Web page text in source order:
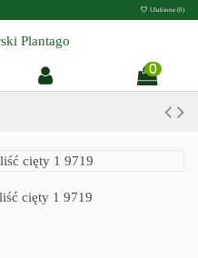
Ulubione (0)
0